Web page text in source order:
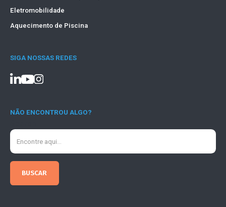
Eletromobilidade
Aquecimento de Piscina
SIGA NOSSAS REDES
NÃO ENCONTROU ALGO?